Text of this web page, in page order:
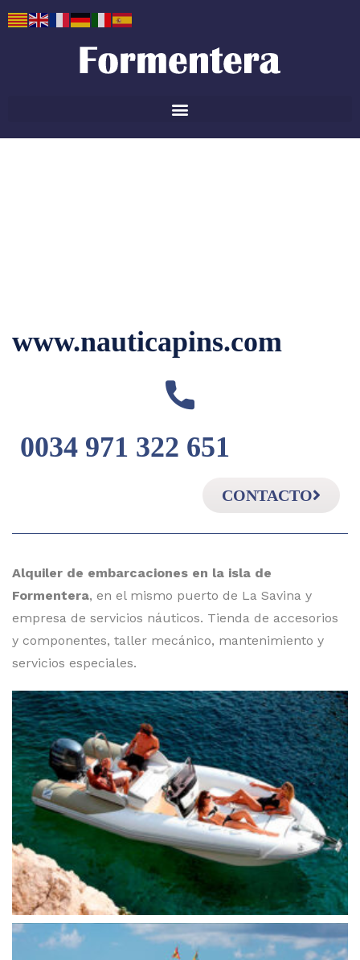
www.nauticapins.com
0034 971 322 651
CONTACTO
Alquiler de embarcaciones en la isla de
Formentera, en el mismo puerto de La Savina y
empresa de servicios náuticos. Tienda de accesorios
y componentes, taller mecánico, mantenimiento y
servicios especiales.